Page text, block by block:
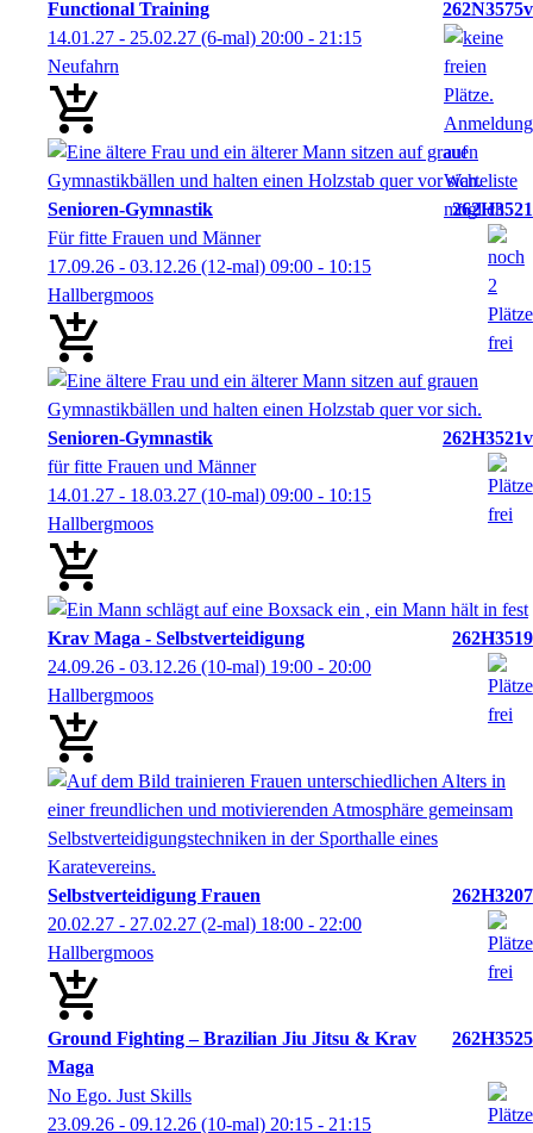
Functional Training
262N3575v
14.01.27 - 25.02.27 (6-mal) 20:00 - 21:15
Neufahrn
Senioren-Gymnastik
262H3521
Für fitte Frauen und Männer
17.09.26 - 03.12.26 (12-mal) 09:00 - 10:15
Hallbergmoos
Senioren-Gymnastik
262H3521v
für fitte Frauen und Männer
14.01.27 - 18.03.27 (10-mal) 09:00 - 10:15
Hallbergmoos
Krav Maga - Selbstverteidigung
262H3519
24.09.26 - 03.12.26 (10-mal) 19:00 - 20:00
Hallbergmoos
Selbstverteidigung Frauen
262H3207
20.02.27 - 27.02.27 (2-mal) 18:00 - 22:00
Hallbergmoos
Ground Fighting – Brazilian Jiu Jitsu & Krav
Maga
262H3525
No Ego. Just Skills
23.09.26 - 09.12.26 (10-mal) 20:15 - 21:15